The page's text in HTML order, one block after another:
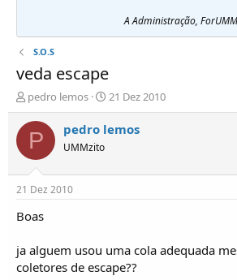
A Administração,
S.O.S
veda escape
I
n
i
i
d
o
r
T
ó
pedro lemos
D
a
t
o
21 Dez 2010
P pedro lemos
UMMzito
21 Dez 2010
Boas
ja alguem usou uma cola adequada
coletores de escape??